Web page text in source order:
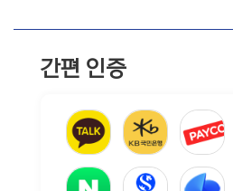
간편 인증